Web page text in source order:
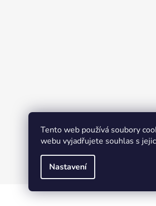
Tento web používá soubory
webu vyjadřujete souhlas s
Nastavení